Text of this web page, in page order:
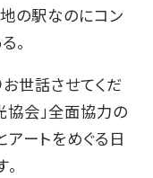
の駅なのにコン
。
お世話させてくだ
協会」全面協力の
アートをめぐる日